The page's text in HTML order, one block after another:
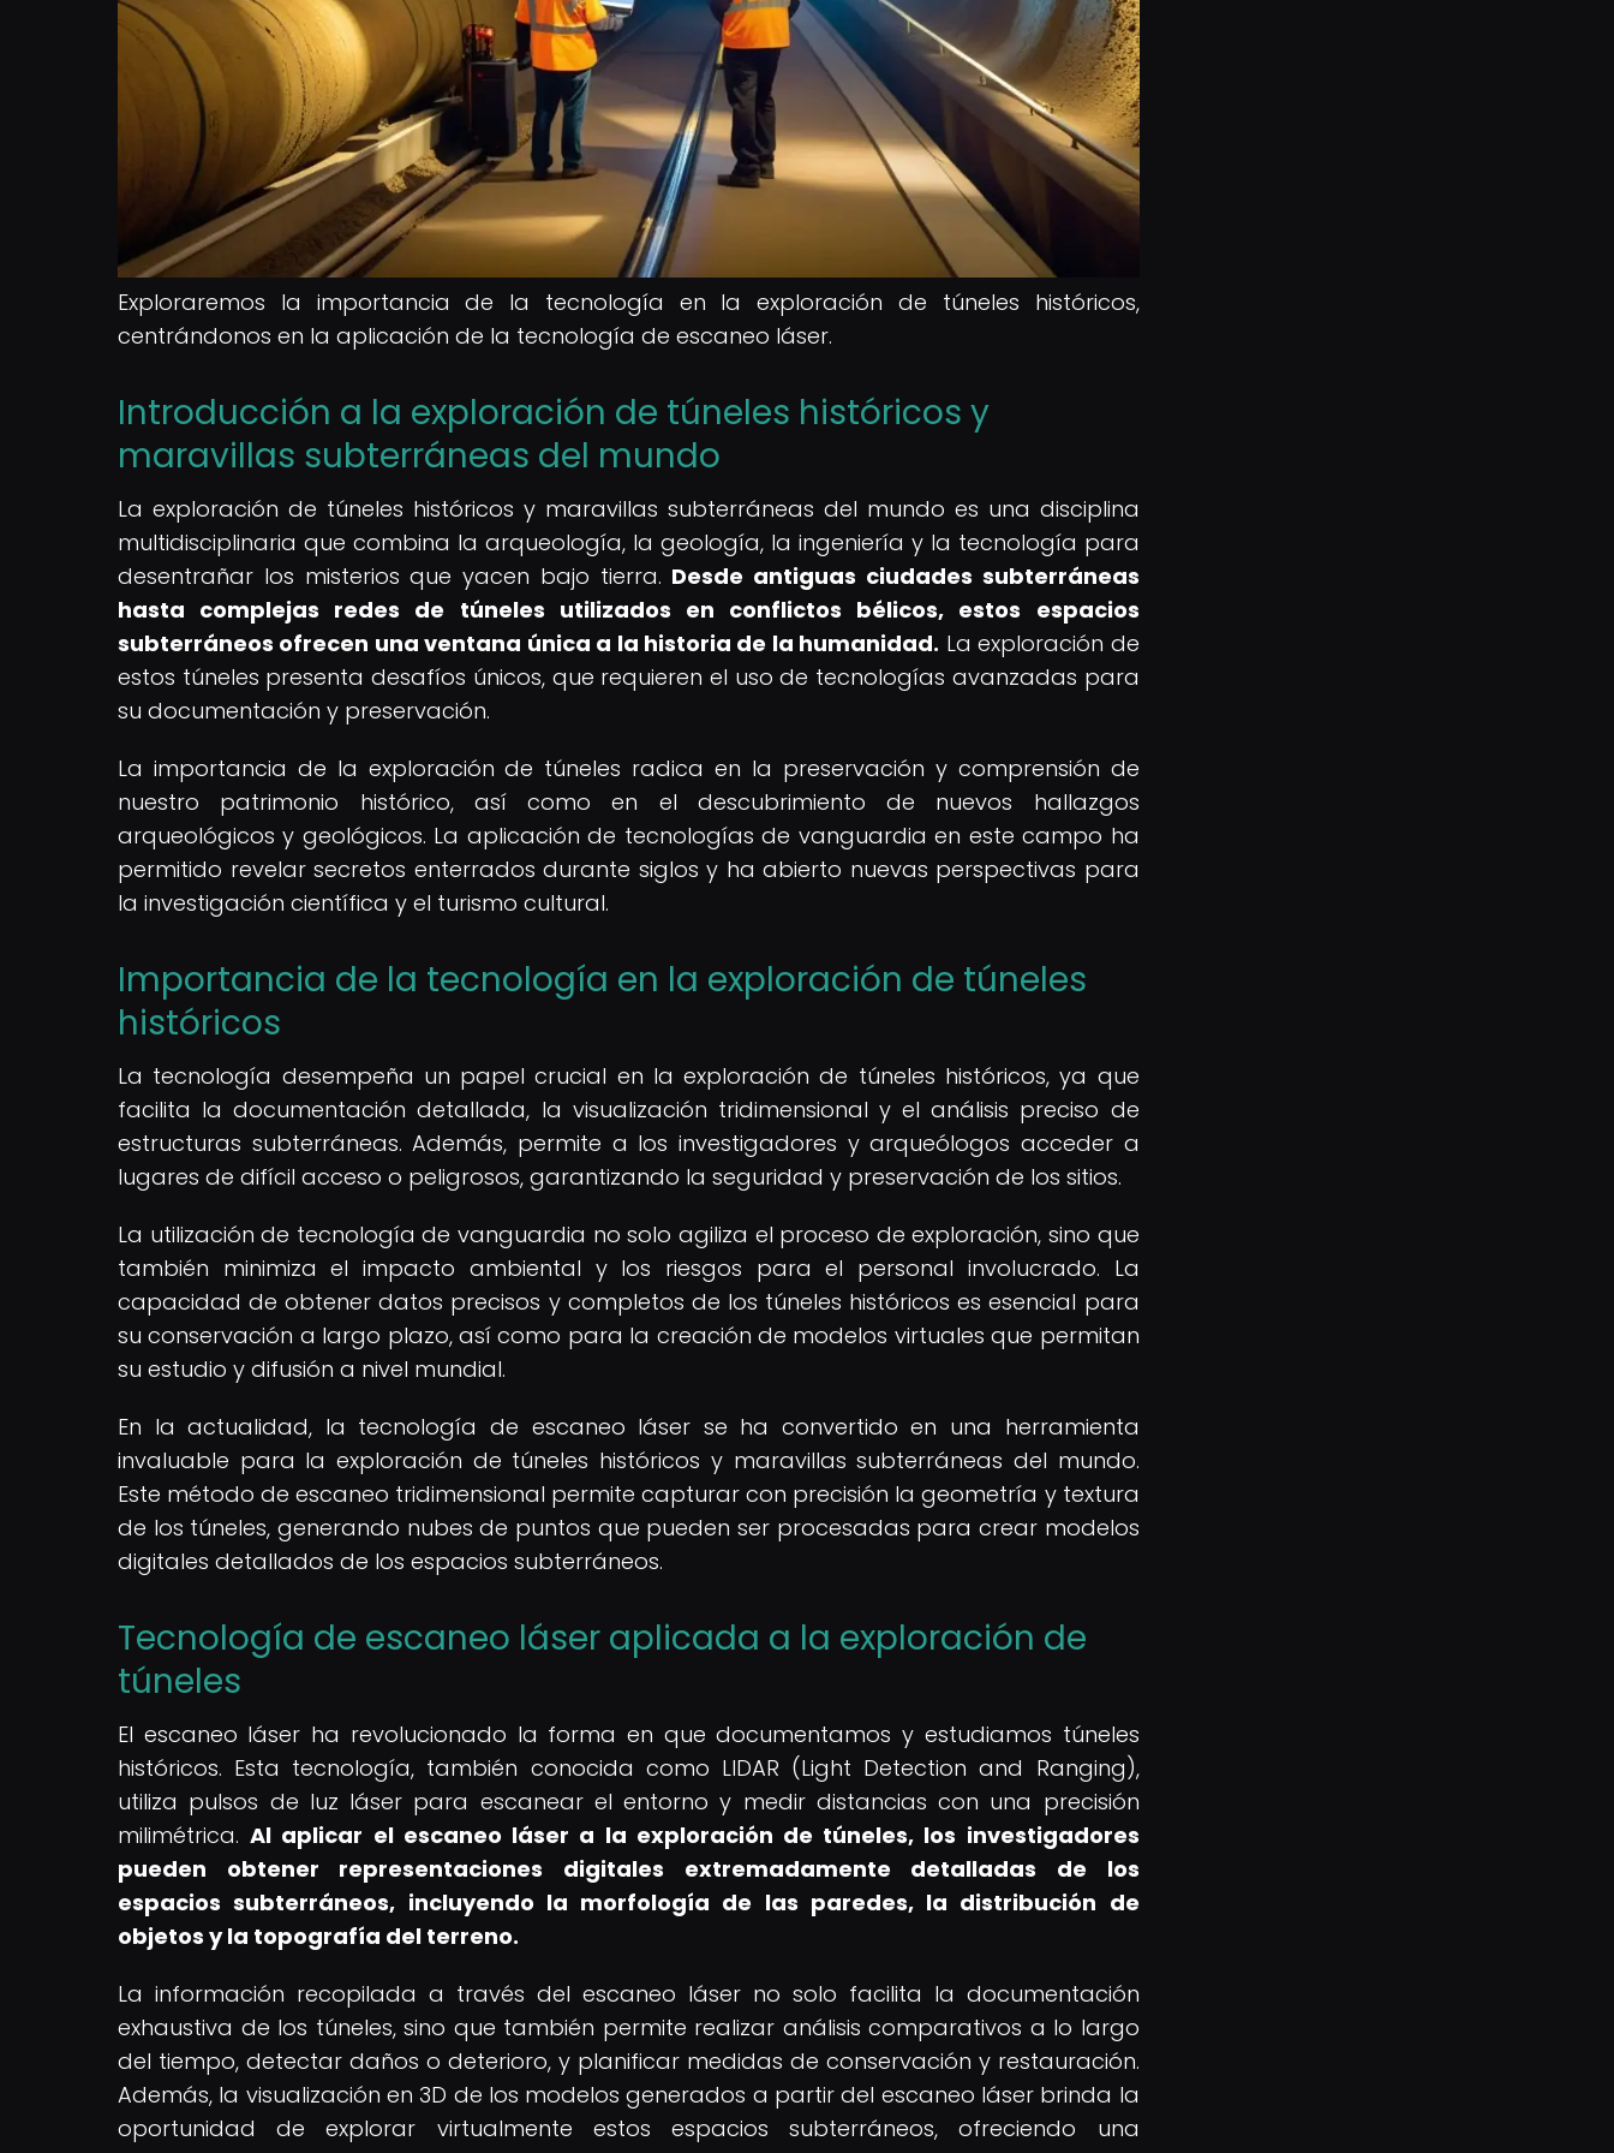
Exploraremos la importancia de la tecnología en la exploración de túneles históricos,
centrándonos en la aplicación de la tecnología de escaneo láser.
Introducción a la exploración de túneles históricos y
maravillas subterráneas del mundo
La exploración de túneles históricos y maravillas subterráneas del mundo es una disciplina
multidisciplinaria que combina la arqueología, la geología, la ingeniería y la tecnología para
desentrañar los misterios que yacen bajo tierra. Desde antiguas ciudades subterráneas
hasta complejas redes de túneles utilizados en conflictos bélicos, estos espacios
subterráneos ofrecen una ventana única a la historia de la humanidad. La exploración de
estos túneles presenta desafíos únicos, que requieren el uso de tecnologías avanzadas para
su documentación y preservación.
La importancia de la exploración de túneles radica en la preservación y comprensión de
nuestro patrimonio histórico, así como en el descubrimiento de nuevos hallazgos
arqueológicos y geológicos. La aplicación de tecnologías de vanguardia en este campo ha
permitido revelar secretos enterrados durante siglos y ha abierto nuevas perspectivas para
la investigación científica y el turismo cultural.
Importancia de la tecnología en la exploración de túneles
históricos
La tecnología desempeña un papel crucial en la exploración de túneles históricos, ya que
facilita la documentación detallada, la visualización tridimensional y el análisis preciso de
estructuras subterráneas. Además, permite a los investigadores y arqueólogos acceder a
lugares de difícil acceso o peligrosos, garantizando la seguridad y preservación de los sitios.
La utilización de tecnología de vanguardia no solo agiliza el proceso de exploración, sino que
también minimiza el impacto ambiental y los riesgos para el personal involucrado. La
capacidad de obtener datos precisos y completos de los túneles históricos es esencial para
su conservación a largo plazo, así como para la creación de modelos virtuales que permitan
su estudio y difusión a nivel mundial.
En la actualidad, la tecnología de escaneo láser se ha convertido en una herramienta
invaluable para la exploración de túneles históricos y maravillas subterráneas del mundo.
Este método de escaneo tridimensional permite capturar con precisión la geometría y textura
de los túneles, generando nubes de puntos que pueden ser procesadas para crear modelos
digitales detallados de los espacios subterráneos.
Tecnología de escaneo láser aplicada a la exploración de
túneles
El escaneo láser ha revolucionado la forma en que documentamos y estudiamos túneles
históricos. Esta tecnología, también conocida como LIDAR (Light Detection and Ranging),
utiliza pulsos de luz láser para escanear el entorno y medir distancias con una precisión
milimétrica.Al aplicar el escaneo láser a la exploración de túneles, los investigadores
pueden obtener representaciones digitales extremadamente detalladas de los
espacios subterráneos, incluyendo la morfología de las paredes, la distribución de
objetos y la topografía del terreno.
La información recopilada a través del escaneo láser no solo facilita la documentación
exhaustiva de los túneles, sino que también permite realizar análisis comparativos a lo largo
del tiempo, detectar daños o deterioro, y planificar medidas de conservación y restauración.
Además, la visualización en 3D de los modelos generados a partir del escaneo láser brinda la
oportunidad de explorar virtualmente estos espacios subterráneos, ofreciendo una